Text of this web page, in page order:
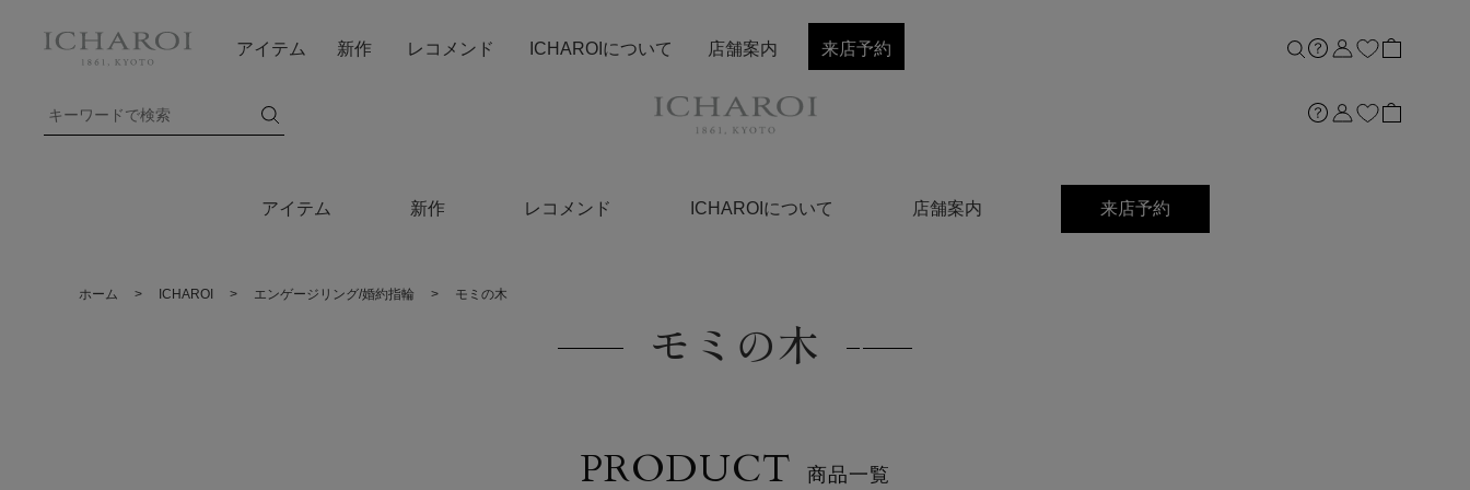
アイテム 新作 レコメンド ICHAROIについて 店舗案内 来店予約
アイテム 新作 レコメンド ICHAROIについて 店舗案内 来店予約
ホーム > ICHAROI > エンゲージリング/婚約指輪 > モミの木
モミの木
PRODUCT 商品一覧